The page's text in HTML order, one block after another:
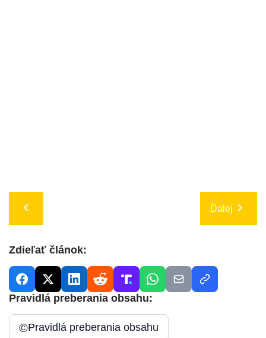
Ďalej
Zdieľať článok:
Pravidlá preberania obsahu:
©Pravidlá preberania obsahu